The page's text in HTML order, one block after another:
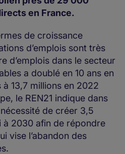
en France.
de croissance
d’emplois sont très
d’emplois dans le secteur
a doublé en 10 ans en
13,7 millions en 2022
le REN21 indique dans
de créer 3,5
2030 afin de répondre
vise l’abandon des